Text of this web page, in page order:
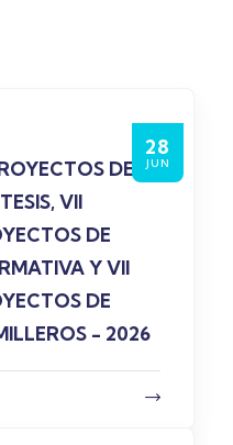
28
JUN
DE
VII
DE
Y VII
DE
- 2026